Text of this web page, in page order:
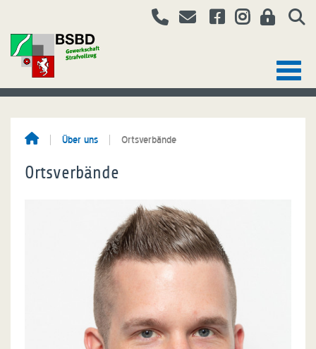
Über uns Ortsverbände
Ortsverbände